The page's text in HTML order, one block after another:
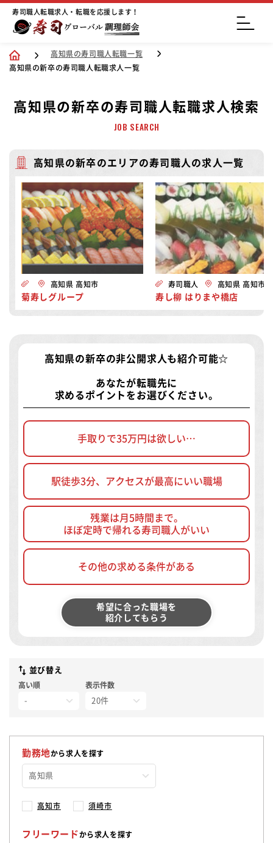
寿司職人転職求人・転職を応援します！
高知県の寿司職人転職一覧
高知県の新卒の寿司職人転職求人一覧
高知県の新卒の寿司職人転職求人検索
JOB SEARCH
高知県の新卒のエリアの寿司職人の求人一覧
高知県 高知市
菊寿しグループ
寿司職人 高知県 高知市
寿し柳 はりまや橋店
高知県の新卒の非公開求人 も紹介可能☆
あなたが転職先に
求めるポイントをお選びください。
手取りで35万円は欲しい…
駅徒歩3分、アクセスが最高にいい職場
残業は月5時間まで。
ほぼ定時で帰れる寿司職人がいい
その他の求める条件がある
希望に合った職場を
紹介してもらう
並び替え
高い順 表示件数
勤務地から求人を探す
高知市 須崎市
フリーワードから求人を探す